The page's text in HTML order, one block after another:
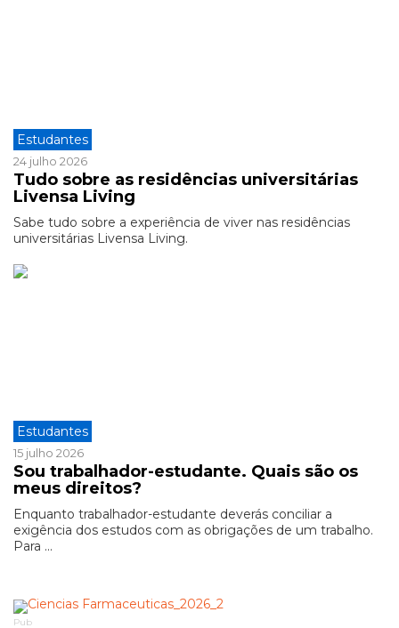
Estudantes
24 julho 2026
Tudo sobre as residências universitárias
Livensa Living
Sabe tudo sobre a experiência de viver nas residências
universitárias Livensa Living.
Estudantes
15 julho 2026
Sou trabalhador-estudante. Quais são os
meus direitos?
Enquanto trabalhador-estudante deverás conciliar a
exigência dos estudos com as obrigações de um trabalho.
Para ...
Pub